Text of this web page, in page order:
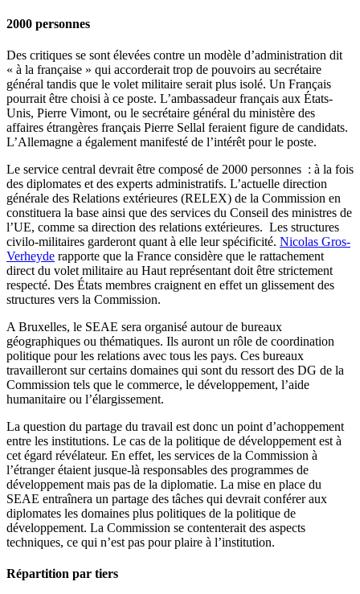
2000 personnes
Des critiques se sont élevées contre un modèle d’administration dit
« à la française » qui accorderait trop de pouvoirs au secrétaire
général tandis que le volet militaire serait plus isolé. Un Français
pourrait être choisi à ce poste. L’ambassadeur français aux États-
Unis, Pierre Vimont, ou le secrétaire général du ministère des
affaires étrangères français Pierre Sellal feraient figure de candidats.
L’Allemagne a également manifesté de l’intérêt pour le poste.
Le service central devrait être composé de 2000 personnes : à la fois
des diplomates et des experts administratifs. L’actuelle direction
générale des Relations extérieures (RELEX) de la Commission en
constituera la base ainsi que des services du Conseil des ministres de
l’UE, comme sa direction des relations extérieures. Les structures
civilo-militaires garderont quant à elle leur spécificité. Nicolas Gros-
Verheyde rapporte que la France considère que le rattachement
direct du volet militaire au Haut représentant doit être strictement
respecté. Des États membres craignent en effet un glissement des
structures vers la Commission.
A Bruxelles, le SEAE sera organisé autour de bureaux
géographiques ou thématiques. Ils auront un rôle de coordination
politique pour les relations avec tous les pays. Ces bureaux
travailleront sur certains domaines qui sont du ressort des DG de la
Commission tels que le commerce, le développement, l’aide
humanitaire ou l’élargissement.
La question du partage du travail est donc un point d’achoppement
entre les institutions. Le cas de la politique de développement est à
cet égard révélateur. En effet, les services de la Commission à
l’étranger étaient jusque-là responsables des programmes de
développement mais pas de la diplomatie. La mise en place du
SEAE entraînera un partage des tâches qui devrait conférer aux
diplomates les domaines plus politiques de la politique de
développement. La Commission se contenterait des aspects
techniques, ce qui n’est pas pour plaire à l’institution.
Répartition par tiers